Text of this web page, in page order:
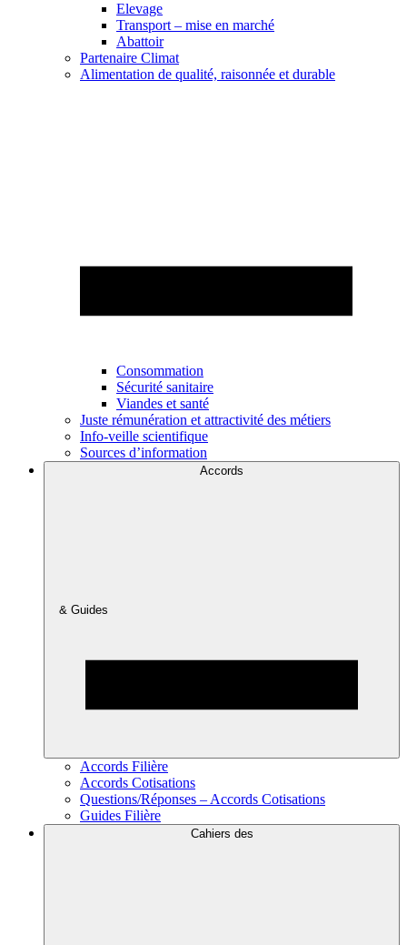
Elevage
Transport – mise en marché
Abattoir
Partenaire Climat
Alimentation de qualité, raisonnée et durable
Consommation
Sécurité sanitaire
Viandes et santé
Juste rémunération et attractivité des métiers
Info-veille scientifique
Sources d’information
Accords
& Guides
Accords Filière
Accords Cotisations
Questions/Réponses – Accords Cotisations
Guides Filière
Cahiers des